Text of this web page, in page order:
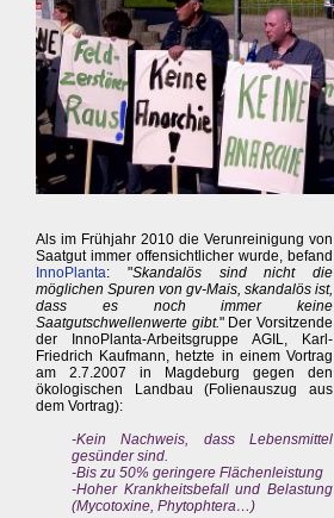
Als im Frühjahr 2010 die Verunreinigung von
Saatgut immer offensichtlicher wurde, befand
InnoPlanta: "Skandalös sind nicht die
möglichen Spuren von gv-Mais, skandalös ist,
dass es noch immer keine
Saatgutschwellenwerte gibt." Der Vorsitzende
der InnoPlanta-Arbeitsgruppe AGIL, Karl-
Friedrich Kaufmann, hetzte in einem Vortrag
am 2.7.2007 in Magdeburg gegen den
ökologischen Landbau (Folienauszug aus
dem Vortrag):
-Kein Nachweis, dass Lebensmittel
gesünder sind.
-Bis zu 50% geringere Flächenleistung
-Hoher Krankheitsbefall und Belastung
(Mycotoxine, Phytophtera…)